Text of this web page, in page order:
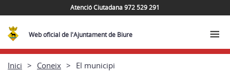
Atenció Ciutadana 972 529 291
Web oficial de l'Ajuntament de Biure
Inici Coneix El municipi